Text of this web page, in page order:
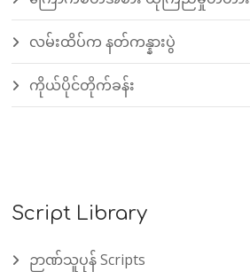
လမ်းထိပ်က နတ်ကန္နားပွဲ
ကိုယ်ပိုင်တိုက်ခန်း
Script Library
ဉာဏ်သူပုန် Scripts